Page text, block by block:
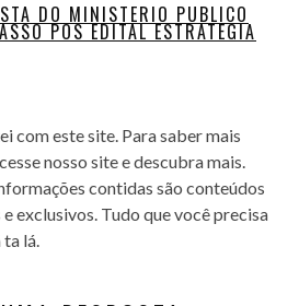
DO MINISTERIO PUBLICO
POS EDITAL ESTRATEGIA
com este site. Para saber mais
nosso site e descubra mais.
contidas são conteúdos
exclusivos. Tudo que você precisa
ta lá.